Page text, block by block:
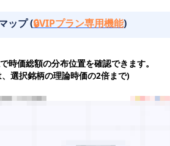
ップ (🔒VIPプラン専用機能)
時価総額の分布位置を確認できます。
選択銘柄の理論時価の2倍まで)